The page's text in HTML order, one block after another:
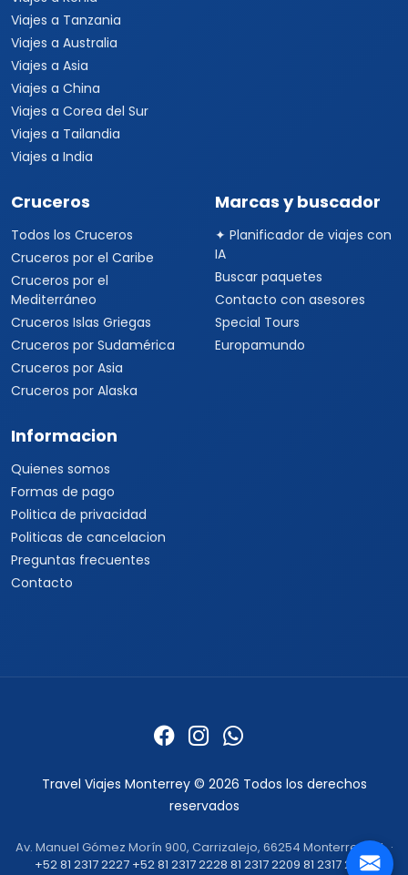
Viajes a Tanzania
Viajes a Australia
Viajes a Asia
Viajes a China
Viajes a Corea del Sur
Viajes a Tailandia
Viajes a India
Cruceros
Todos los Cruceros
Cruceros por el Caribe
Cruceros por el
Mediterráneo
Cruceros Islas Griegas
Cruceros por Sudamérica
Cruceros por Asia
Cruceros por Alaska
Marcas y buscador
✦ Planificador de viajes con
IA
Buscar paquetes
Contacto con asesores
Special Tours
Europamundo
Informacion
Quienes somos
Formas de pago
Politica de privacidad
Politicas de cancelacion
Preguntas frecuentes
Contacto
Travel Viajes Monterrey © 2026 Todos los derechos
reservados
Av. Manuel Gómez Morín 900, Carrizalejo, 66254 Monterrey, N.L. ·
+52 81 2317 2227 +52 81 2317 2228 81 2317 2209 81 2317 2232